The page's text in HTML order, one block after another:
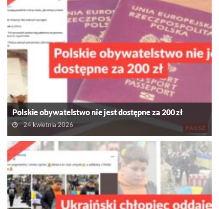
FAŁSZ
Polskie obywatelstwo nie jest dostępne za 200 zł
24 kwietnia 2026